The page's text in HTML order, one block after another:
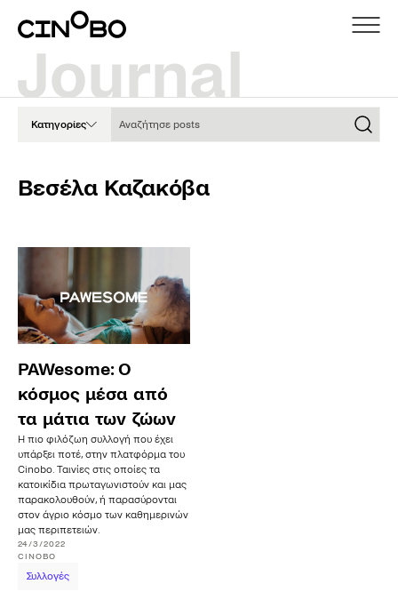
Κατηγορίες
Βεσέλα Καζακόβα
PAWesome: Ο
κόσμος μέσα από
τα μάτια των ζώων
Η πιο φιλόζωη συλλογή που έχει
υπάρξει ποτέ, στην πλατφόρμα του
Cinobo. Ταινίες στις οποίες τα
κατοικίδια πρωταγωνιστούν και μας
παρακολουθούν, ή παρασύρονται
στον άγριο κόσμο των καθημερινών
μας περιπετειών.
24/3/2022
CINOBO
Συλλογές